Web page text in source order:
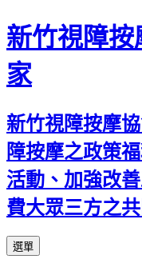
新竹視障
家
新竹視障按摩
障按摩之政策
活動、加強改
費大眾三方之
選單